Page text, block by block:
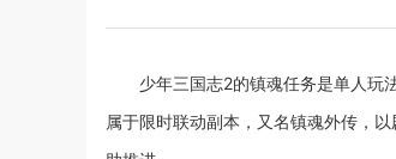
少年三国志2的镇魂任务是单人玩
属于限时联动副本，又名镇魂外传，